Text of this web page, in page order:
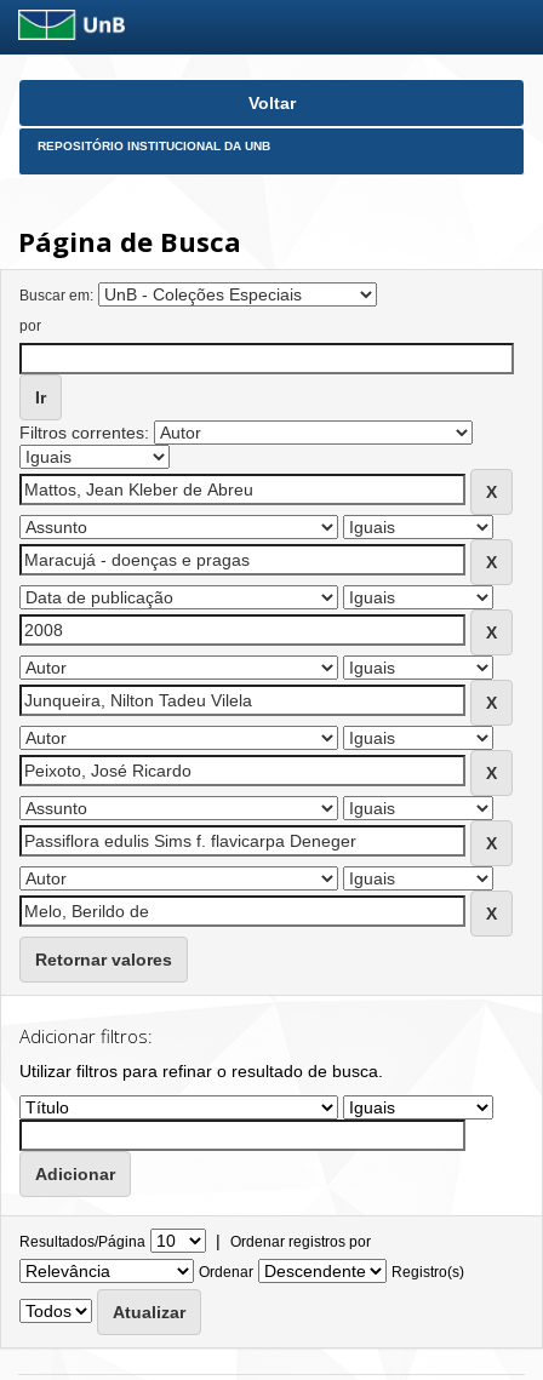
Skip
Voltar
REPOSITÓRIO INSTITUCIONAL DA UNB
Página de Busca
Buscar em:
por
Filtros correntes:
Retornar valores
Adicionar filtros:
Utilizar filtros para refinar o resultado de busca.
Resultados/Página | Ordenar registros por
Ordenar
Registro(s)